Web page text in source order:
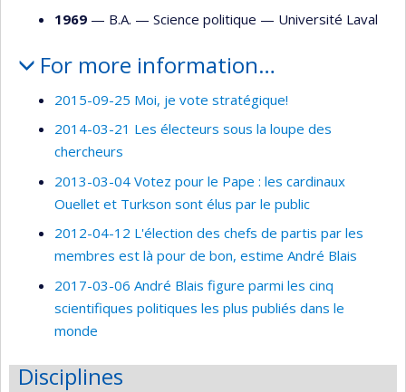
1969 — B.A. — Science politique — Université Laval
For more information…
2015-09-25 Moi, je vote stratégique!
2014-03-21 Les électeurs sous la loupe des
chercheurs
2013-03-04 Votez pour le Pape : les cardinaux
Ouellet et Turkson sont élus par le public
2012-04-12 L'élection des chefs de partis par les
membres est là pour de bon, estime André Blais
2017-03-06 André Blais figure parmi les cinq
scientifiques politiques les plus publiés dans le
monde
Disciplines